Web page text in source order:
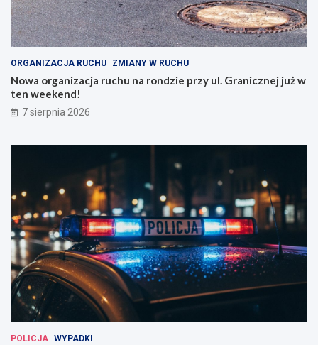
ORGANIZACJA RUCHU ZMIANY W RUCHU
Nowa organizacja ruchu na rondzie przy ul. Granicznej już w
ten weekend!
7 sierpnia 2026
POLICJA WYPADKI